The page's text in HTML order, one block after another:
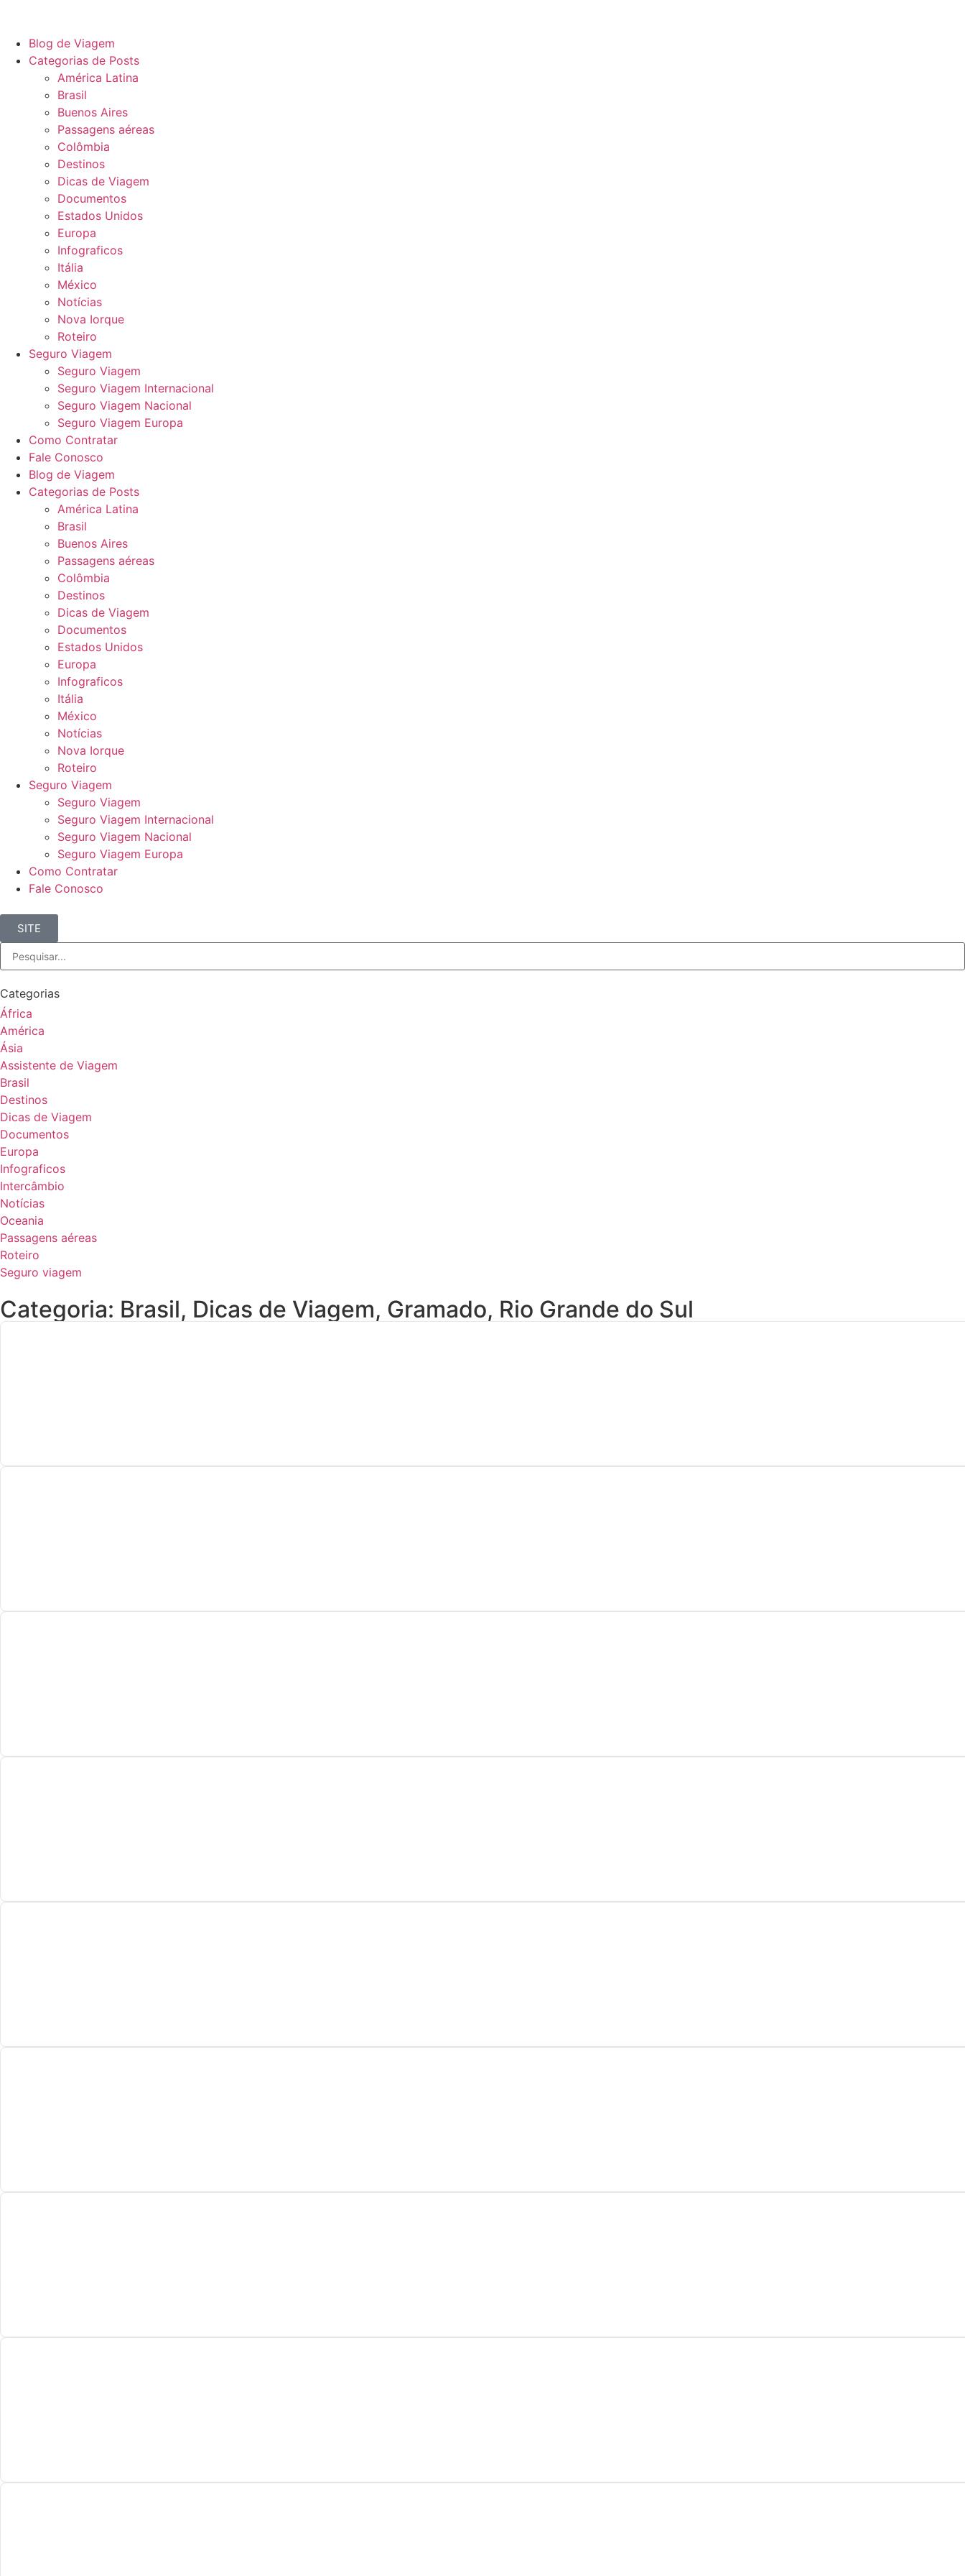
Blog de Viagem
Categorias de Posts
América Latina
Brasil
Buenos Aires
Passagens aéreas
Colômbia
Destinos
Dicas de Viagem
Documentos
Estados Unidos
Europa
Infograficos
Itália
México
Notícias
Nova Iorque
Roteiro
Seguro Viagem
Seguro Viagem
Seguro Viagem Internacional
Seguro Viagem Nacional
Seguro Viagem Europa
Como Contratar
Fale Conosco
Blog de Viagem
Categorias de Posts
América Latina
Brasil
Buenos Aires
Passagens aéreas
Colômbia
Destinos
Dicas de Viagem
Documentos
Estados Unidos
Europa
Infograficos
Itália
México
Notícias
Nova Iorque
Roteiro
Seguro Viagem
Seguro Viagem
Seguro Viagem Internacional
Seguro Viagem Nacional
Seguro Viagem Europa
Como Contratar
Fale Conosco
SITE
Categorias
África
América
Ásia
Assistente de Viagem
Brasil
Destinos
Dicas de Viagem
Documentos
Europa
Infograficos
Intercâmbio
Notícias
Oceania
Passagens aéreas
Roteiro
Seguro viagem
Categoria: Brasil, Dicas de Viagem, Gramado, Rio Grande do Sul